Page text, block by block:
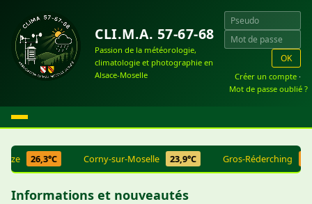
CLI.M.A. 57-67-68
Passion de la météorologie,
climatologie et photographie en
Alsace-Moselle
OK
Créer un compte ·
Mot de passe oublié ?
26,3°C Corny-sur-Moselle 23,9°C Gros-Réderching
Informations et nouveautés